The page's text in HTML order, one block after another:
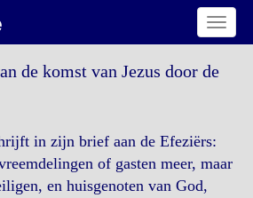
Toggle
de komst van Jezus door de
in zijn brief aan de Efeziërs:
of gasten meer, maar
en huisgenoten van God,